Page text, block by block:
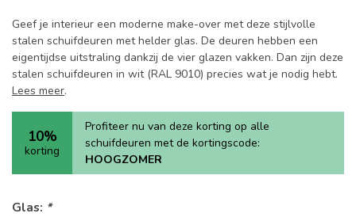
Geef je interieur een moderne make-over met deze stijlvolle
stalen schuifdeuren met helder glas. De deuren hebben een
eigentijdse uitstraling dankzij de vier glazen vakken. Dan zijn deze
stalen schuifdeuren in wit (RAL 9010) precies wat je nodig hebt.
Lees meer.
10%
korting
Profiteer nu van deze korting op alle
schuifdeuren met de kortingscode:
HOOGZOMER
Glas: *